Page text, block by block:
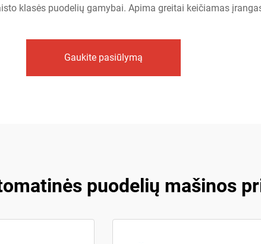
klasės puodelių gamybai. Apima greitai keičiamas
Gaukite pasiūlymą
puodelių mašinos